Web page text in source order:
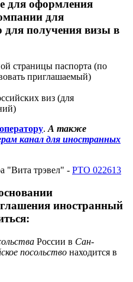
для оформления
для
получения визы в
страницы паспорта (по
приглашаемый)
виз (для
. А также
канал для иностранных
"Вита трэвел" - РТО 022613
иностранный
России в Сан-
посольство находится в